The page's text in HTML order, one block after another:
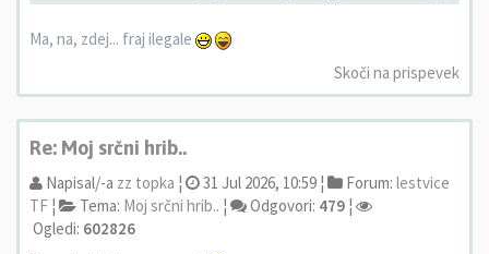
Ma, na, zdej... fraj ilegale
Skoči na prispevek
Re: Moj srčni hrib..
Napisal/-a zz topka ¦ 31 Jul 2026, 10:59 ¦ Forum: lestvice
TF ¦ Tema: Moj srčni hrib.. ¦ Odgovori: 479 ¦
Ogledi: 602826